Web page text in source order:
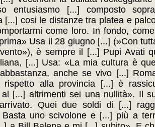
entusiasmo [...] composto
[...] cosi le distanze tra platea e
come loro. In fondo,
Usa il 28 giugno [...] (»Con
è sempre il [...] Pupi Avati
[...] Usa: «La mia cultura è
anche se vivo [...]
rispetto alla provincia [...] è
al [...] altrimenti sei una nullità». Il
Quei due soldi di [...]
Basta uno scivolone e [...] più a